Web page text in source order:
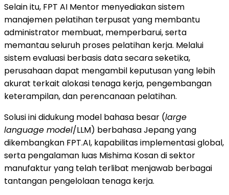
Selain itu, FPT AI Mentor menyediakan sistem
manajemen pelatihan terpusat yang membantu
administrator membuat, memperbarui, serta
memantau seluruh proses pelatihan kerja. Melalui
sistem evaluasi berbasis data secara seketika,
perusahaan dapat mengambil keputusan yang lebih
akurat terkait alokasi tenaga kerja, pengembangan
keterampilan, dan perencanaan pelatihan.
Solusi ini didukung model bahasa besar (large
language model/LLM) berbahasa Jepang yang
dikembangkan FPT.AI, kapabilitas implementasi global,
serta pengalaman luas Mishima Kosan di sektor
manufaktur yang telah terlibat menjawab berbagai
tantangan pengelolaan tenaga kerja.